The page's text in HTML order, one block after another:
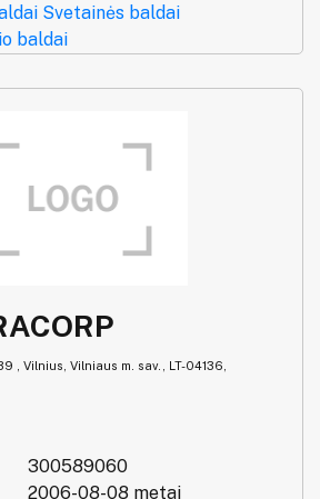
Svetainės baldai
baldai
, Vilnius, Vilniaus m. sav., LT-04136,
300589060
2006-08-08 metai